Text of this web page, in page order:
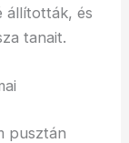
állították, és
tanait.
pusztán